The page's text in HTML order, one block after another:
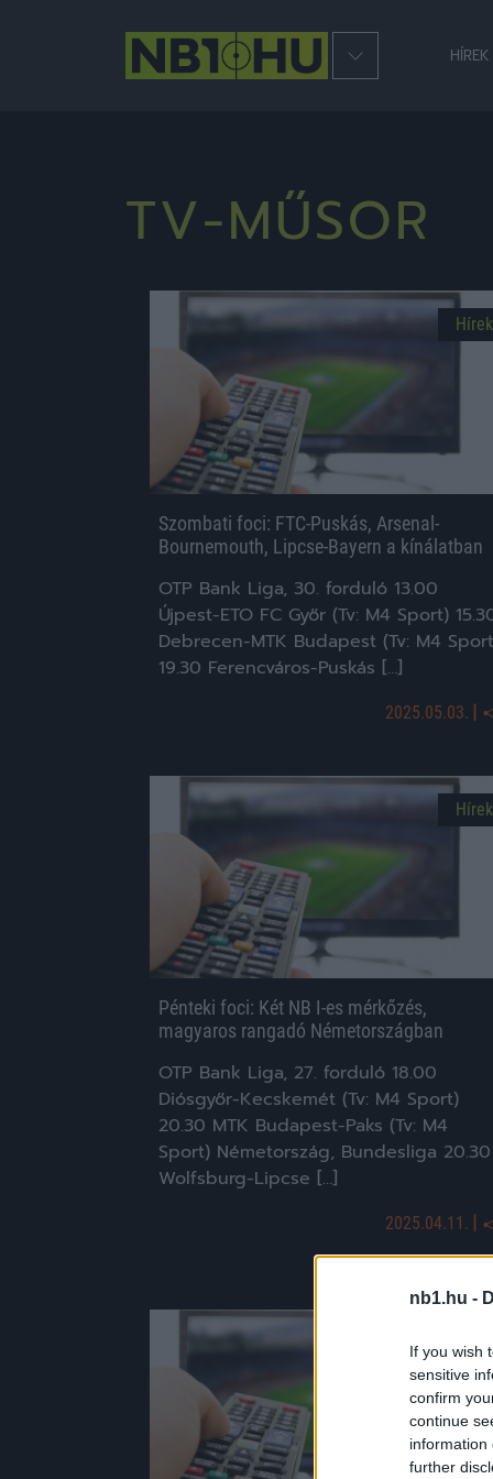
nb1.hu -
If you wish
sensitive
confirm
continue
information
further
HÍREK
TV-MŰSOR
Hírek
Szombati foci: FTC-Puskás, Arsenal-
Bournemouth, Lipcse-Bayern a kínálatban
OTP Bank Liga, 30. forduló 13.00
Újpest-ETO FC Győr (Tv: M4 Sport)
Debrecen-MTK Budapest (Tv: M4
19.30 Ferencváros-Puskás […]
2025.05.03. |
Hírek
Pénteki foci: Két NB I-es mérkőzés,
magyaros rangadó Németországban
OTP Bank Liga, 27. forduló 18.00
Diósgyőr-Kecskemét (Tv: M4 Sport)
20.30 MTK Budapest-Paks (Tv: M4
Sport) Németország, Bundesliga 20.30
Wolfsburg-Lipcse […]
2025.04.11. |
Hírek